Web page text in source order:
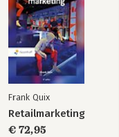
Frank Quix
Retailmarketing
€ 72,95